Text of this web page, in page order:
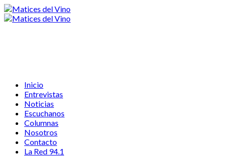
Inicio
Entrevistas
Noticias
Escuchanos
Columnas
Nosotros
Contacto
La Red 94.1